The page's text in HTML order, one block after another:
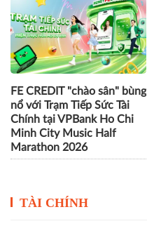
FE CREDIT "chào sân" bùng
nổ với Trạm Tiếp Sức Tài
Chính tại VPBank Ho Chi
Minh City Music Half
Marathon 2026
TÀI CHÍNH